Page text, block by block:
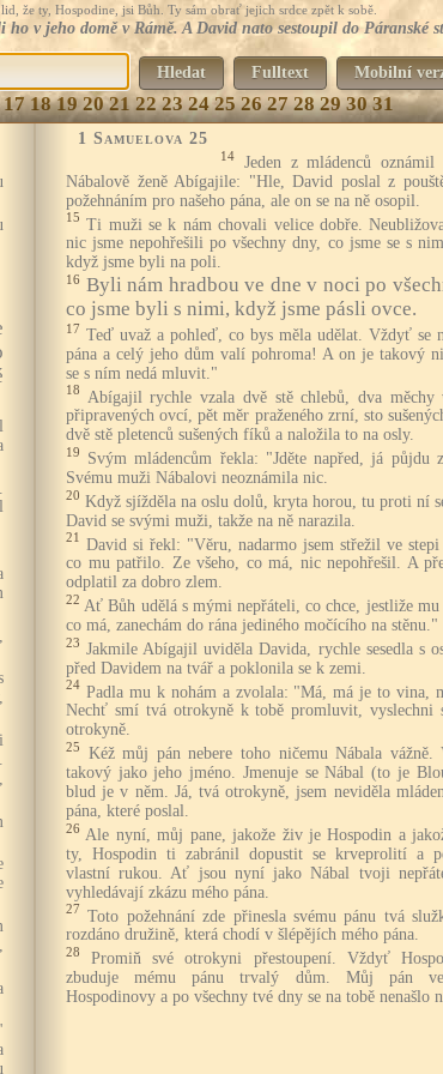
že ty, Hospodine, jsi Bůh. Ty sám obrať jejich srdce zpět k sobě.
v jeho domě v Rámě. A David nato sestoupil do Páranské
Hledat Fulltext Mobilní
17 18 19 20 21 22 23 24 25 26 27 28 29 30 31
1 Samuelova 25
14
Jeden z mládenců oznámil
Nábalově ženě Abígajile: "Hle, David poslal z
požehnáním pro našeho pána, ale on se na ně osopil.
15 Ti muži se k nám chovali velice dobře.
nic jsme nepohřešili po všechny dny, co jsme se s
když jsme byli na poli.
16 Byli nám hradbou ve dne v noci po
co jsme byli s nimi, když jsme pásli ovce.
17 Teď uvaž a pohleď, co bys měla udělat. Vždyť se
pána a celý jeho dům valí pohroma! A on je takový
se s ním nedá mluvit."
18
Abígajil rychle vzala dvě stě chlebů, dva měchy
připravených ovcí, pět měr praženého zrní, sto
dvě stě pletenců sušených fíků a naložila to na osly.
19
Svým mládencům řekla: "Jděte napřed, já půjdu
Svému muži Nábalovi neoznámila nic.
20 Když sjížděla na oslu dolů, kryta horou, tu proti ní
David se svými muži, takže na ně narazila.
21 David si řekl: "Věru, nadarmo jsem střežil ve stepi
co mu patřilo. Ze všeho, co má, nic nepohřešil. A
odplatil za dobro zlem.
22 Ať Bůh udělá s mými nepřáteli, co chce, jestliže mu
co má, zanechám do rána jediného močícího na stěnu."
23 Jakmile Abígajil uviděla Davida, rychle sesedla s
před Davidem na tvář a poklonila se k zemi.
24 Padla mu k nohám a zvolala: "Má, má je to vina,
Nechť smí tvá otrokyně k tobě promluvit, vyslechni
otrokyně.
25
Kéž můj pán nebere toho ničemu Nábala
takový jako jeho jméno. Jmenuje se Nábal (to je
blud je v něm. Já, tvá otrokyně, jsem neviděla
pána, které poslal.
26 Ale nyní, můj pane, jakože živ je Hospodin a
ty, Hospodin ti zabránil dopustit se krveprolití a
vlastní rukou. Ať jsou nyní jako Nábal tvoji
vyhledávají zkázu mého pána.
27
Toto požehnání zde přinesla svému pánu tvá
rozdáno družině, která chodí v šlépějích mého pána.
28
Promiň své otrokyni přestoupení. Vždyť
zbuduje mému pánu trvalý dům. Můj pán
Hospodinovy a po všechny tvé dny se na tobě nenašlo